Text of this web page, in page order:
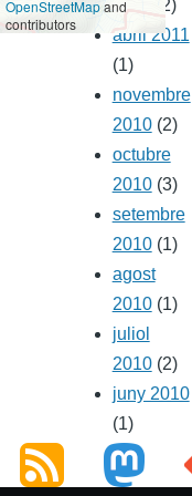
OpenStreetMapand
contributors
2011
(2)
abril 2011
(1)
novembre
2010(2)
octubre
2010(3)
setembre
2010(1)
agost
2010(1)
juliol
2010(2)
juny 2010
(1)